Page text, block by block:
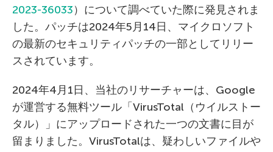
2023-36033）について調べていた際に発見されま
した。パッチは2024年5月14日、マイクロソフト
の最新のセキュリティパッチの一部としてリリー
スされています。
2024年4月1日、当社のリサーチャーは、Google
が運営する無料ツール「VirusTotal（ウイルストー
タル）」にアップロードされた一つの文書に目が
留まりました。VirusTotalは、疑わしいファイルや